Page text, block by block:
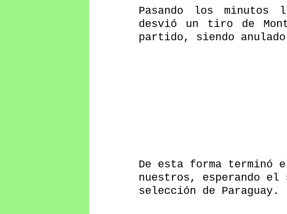
Pasando los
desvió un tiro de
partido, siendo
De esta forma terminó
nuestros, esperando
selección de Paraguay.